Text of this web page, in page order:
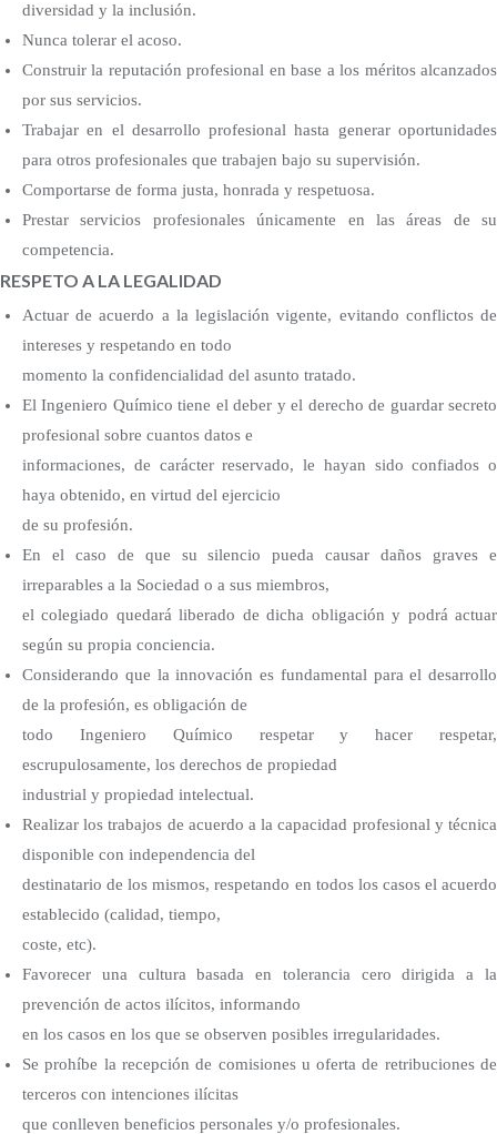
diversidad y la inclusión.
Nunca tolerar el acoso.
Construir la reputación profesional en base a los méritos alcanzados
por sus servicios.
Trabajar en el desarrollo profesional hasta generar oportunidades
para otros profesionales que trabajen bajo su supervisión.
Comportarse de forma justa, honrada y respetuosa.
Prestar servicios profesionales únicamente en las áreas de su
competencia.
RESPETO A LA LEGALIDAD
Actuar de acuerdo a la legislación vigente, evitando conflictos de
intereses y respetando en todo
momento la confidencialidad del asunto tratado.
El Ingeniero Químico tiene el deber y el derecho de guardar secreto
profesional sobre cuantos datos e
informaciones, de carácter reservado, le hayan sido confiados o
haya obtenido, en virtud del ejercicio
de su profesión.
En el caso de que su silencio pueda causar daños graves e
irreparables a la Sociedad o a sus miembros,
el colegiado quedará liberado de dicha obligación y podrá actuar
según su propia conciencia.
Considerando que la innovación es fundamental para el desarrollo
de la profesión, es obligación de
todo Ingeniero Químico respetar y hacer respetar,
escrupulosamente, los derechos de propiedad
industrial y propiedad intelectual.
Realizar los trabajos de acuerdo a la capacidad profesional y técnica
disponible con independencia del
destinatario de los mismos, respetando en todos los casos el acuerdo
establecido (calidad, tiempo,
coste, etc).
Favorecer una cultura basada en tolerancia cero dirigida a la
prevención de actos ilícitos, informando
en los casos en los que se observen posibles irregularidades.
Se prohíbe la recepción de comisiones u oferta de retribuciones de
terceros con intenciones ilícitas
que conlleven beneficios personales y/o profesionales.